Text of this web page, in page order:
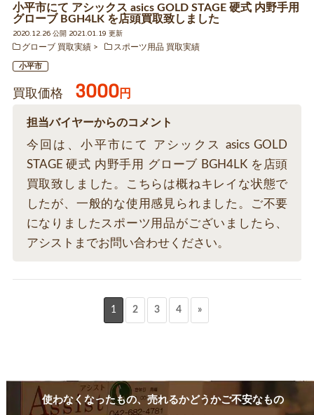
小平市にて アシックス asics GOLD STAGE 硬式 内野手用
グローブ BGH4LK を店頭買取致しました
2020.12.26 公開 2021.01.19 更新
グローブ 買取実績
スポーツ用品 買取実績
小平市
買取価格 3000円
担当バイヤーからのコメント
今回は、小平市にて アシックス asics GOLD
STAGE 硬式 内野手用 グローブ BGH4LK を店頭
買取致しました。こちらは概ねキレイな状態で
したが、一般的な使用感見られました。ご不要
になりましたスポーツ用品がございましたら、
アシストまでお問い合わせください。
1 2 3 4 »
使わなくなったもの、売れるかどうかご不安なもの